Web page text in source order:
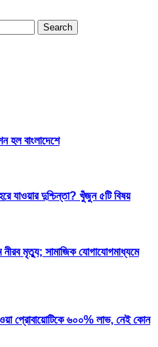
হল বাংলাদেশে
যাওয়ার দুশ্চিন্তা? খুঁজুন ৫টি বিষয়
মৃত্যু; সামাজিক যোগাযোগমাধ্যমে
হওয়া প্রোবায়োটিকে ৬০০% লাভ, নেই কোন